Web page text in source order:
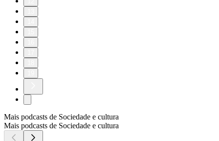
Mais podcasts de Sociedade e cultura
Mais podcasts de Sociedade e cultura